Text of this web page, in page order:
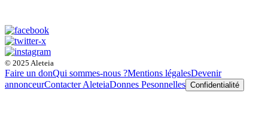
© 2025 Aleteia
Faire un donQui sommes-nous ?Mentions légalesDevenir
annonceurContacter AleteiaDonnes Pesonnelles Confidentialité